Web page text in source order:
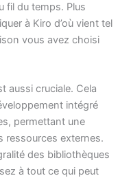
fil du temps. Plus
à Kiro d’où vient tel
vous avez choisi
aussi cruciale. Cela
intégré
permettant une
ressources externes.
des bibliothèques
à tout ce qui peut